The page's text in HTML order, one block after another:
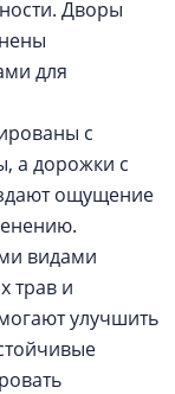
Дворы
для
с
а дорожки с
ощущение
видами
трав и
улучшить